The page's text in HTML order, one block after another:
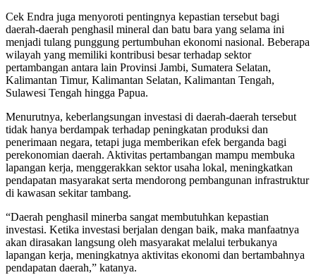
Cek Endra juga menyoroti pentingnya kepastian tersebut bagi
daerah-daerah penghasil mineral dan batu bara yang selama ini
menjadi tulang punggung pertumbuhan ekonomi nasional. Beberapa
wilayah yang memiliki kontribusi besar terhadap sektor
pertambangan antara lain Provinsi Jambi, Sumatera Selatan,
Kalimantan Timur, Kalimantan Selatan, Kalimantan Tengah,
Sulawesi Tengah hingga Papua.
Menurutnya, keberlangsungan investasi di daerah-daerah tersebut
tidak hanya berdampak terhadap peningkatan produksi dan
penerimaan negara, tetapi juga memberikan efek berganda bagi
perekonomian daerah. Aktivitas pertambangan mampu membuka
lapangan kerja, menggerakkan sektor usaha lokal, meningkatkan
pendapatan masyarakat serta mendorong pembangunan infrastruktur
di kawasan sekitar tambang.
“Daerah penghasil minerba sangat membutuhkan kepastian
investasi. Ketika investasi berjalan dengan baik, maka manfaatnya
akan dirasakan langsung oleh masyarakat melalui terbukanya
lapangan kerja, meningkatnya aktivitas ekonomi dan bertambahnya
pendapatan daerah,” katanya.